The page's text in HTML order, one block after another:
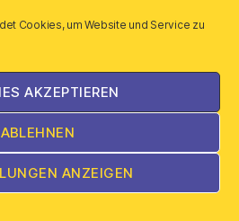
Cookies, um Website und Service zu
AKZEPTIEREN
ABLEHNEN
ANZEIGEN